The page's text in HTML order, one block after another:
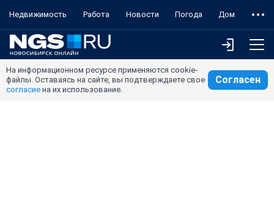
Недвижимость Работа Новости Погода Дом
На информационном ресурсе применяются cookie-
файлы. Оставаясь на сайте, вы подтверждаете свое
согласие на их использование.
Согласен